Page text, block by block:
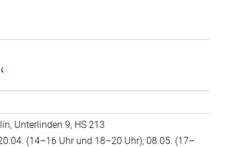
Unterlinden 9, HS 213
(14–16 Uhr und 18–20 Uhr); 08.05. (17–